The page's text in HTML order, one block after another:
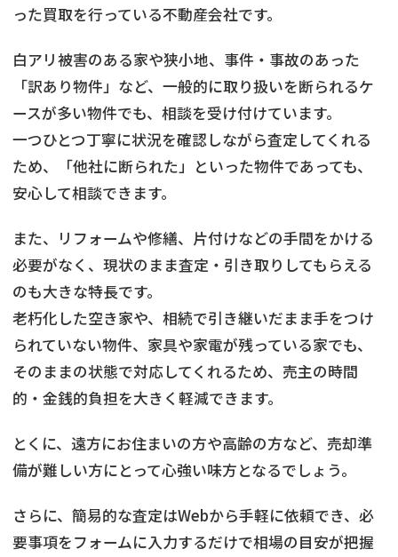
った買取を行っている不動産会社です。
白アリ被害のある家や狭小地、事件・事故のあった
「訳あり物件」など、一般的に取り扱いを断られるケ
ースが多い物件でも、相談を受け付けています。
一つひとつ丁寧に状況を確認しながら査定してくれる
ため、「他社に断られた」といった物件であっても、
安心して相談できます。
また、リフォームや修繕、片付けなどの手間をかける
必要がなく、現状のまま査定・引き取りしてもらえる
のも大きな特長です。
老朽化した空き家や、相続で引き継いだまま手をつけ
られていない物件、家具や家電が残っている家でも、
そのままの状態で対応してくれるため、売主の時間
的・金銭的負担を大きく軽減できます。
とくに、遠方にお住まいの方や高齢の方など、売却準
備が難しい方にとって心強い味方となるでしょう。
さらに、簡易的な査定はWebから手軽に依頼でき、必
要事項をフォームに入力するだけで相場の目安が把握